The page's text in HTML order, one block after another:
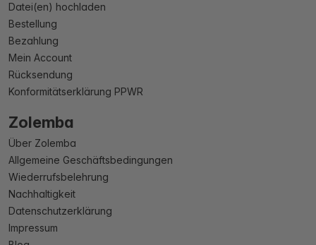
Datei(en) hochladen
Bestellung
Bezahlung
Mein Account
Rücksendung
Konformitätserklärung PPWR
Zolemba
Über Zolemba
Allgemeine Geschäftsbedingungen
Wiederrufsbelehrung
Nachhaltigkeit
Datenschutzerklärung
Impressum